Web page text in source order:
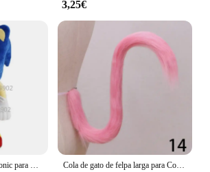
3,25€
Cola de gato de felpa larga para Cosplay, accesorios de disfraz de sirvienta, forma ajustable, simulación de bestia, fiesta, Lolita, zorro, mascarada, 1 unidad